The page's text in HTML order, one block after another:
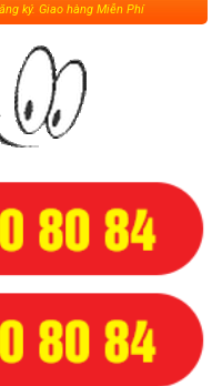
ký. Giao hàng Miễn Phí